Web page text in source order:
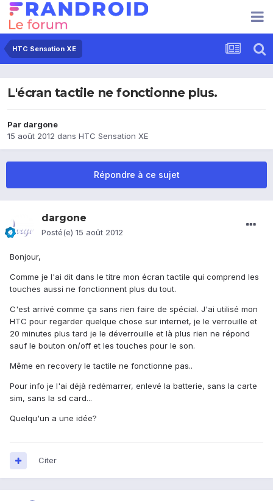
HTC Sensation XE
L'écran tactile ne fonctionne plus.
Par dargone
15 août 2012 dans HTC Sensation XE
Répondre à ce sujet
dargone
Posté(e) 15 août 2012
Bonjour,
Comme je l'ai dit dans le titre mon écran tactile qui comprend les
touches aussi ne fonctionnent plus du tout.
C'est arrivé comme ça sans rien faire de spécial. J'ai utilisé mon
HTC pour regarder quelque chose sur internet, je le verrouille et
20 minutes plus tard je le déverrouille et là plus rien ne répond
sauf le bouton on/off et les touches pour le son.
Même en recovery le tactile ne fonctionne pas..
Pour info je l'ai déjà redémarrer, enlevé la batterie, sans la carte
sim, sans la sd card...
Quelqu'un a une idée?
Citer